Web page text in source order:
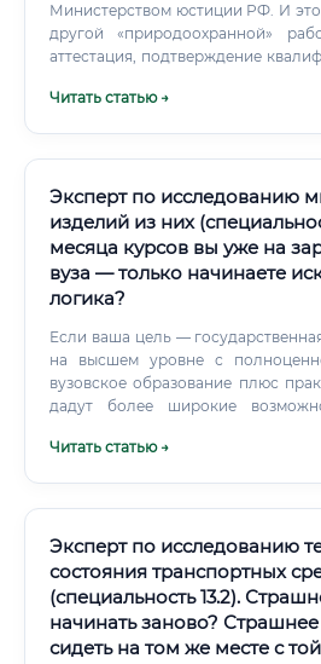
Министерством юстиции РФ. И
другой «природоохранной»
аттестация, подтверждение
Читать статью →
Эксперт по исследованию
изделий из них
месяца курсов вы уже на
вуза — только начинаете
логика?
Если ваша цель —
на высшем уровне с
вузовское образование плюс
дадут более широкие
можете начать зарабатывать
Читать статью →
Эксперт по исследованию
состояния транспортных
(специальность 13.2).
начинать заново?
сидеть на том же месте с